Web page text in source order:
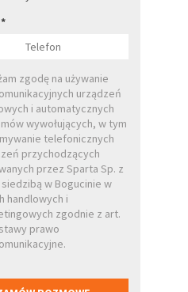
*
zgodę na używanie
urządzeń
i automatycznych
wywołujących, w tym
telefonicznych
przychodzących
przez Sparta Sp. z
siedzibą w Bogucinie w
handlowych i
zgodnie z art.
prawo